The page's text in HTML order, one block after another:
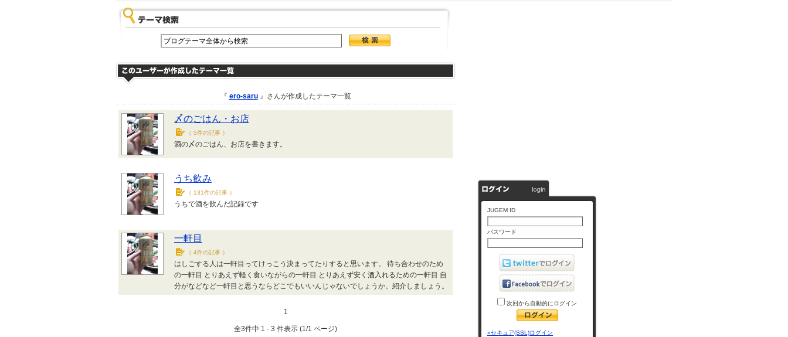
『 ero-saru』さんが作成したテーマ一覧
〆のごはん・お店
（ 5件の記事 ）
酒の〆のごはん、お店を書きます。
うち飲み
（ 131件の記事 ）
うちで酒を飲んだ記録です
一軒目
（ 4件の記事 ）
はしごする人は一軒目ってけっこう決まってたりすると思います。 待ち合わせのため
の一軒目 とりあえず軽く食いながらの一軒目 とりあえず安く酒入れるための一軒目 自
分がなどなど一軒目と思うならどこでもいいんじゃないでしょうか。紹介しましょう。
1
全3件中 1 - 3 件表示 (1/1 ページ)
JUGEM ID
パスワード
次回から自動的にログイン
»セキュア(SSL)ログイン